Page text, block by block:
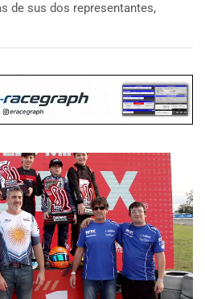
de sus dos representantes,